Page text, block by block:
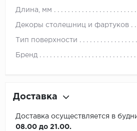
Длина, мм
Декоры столешниц и фартуков
Тип поверхности
Бренд
Доставка
Доставка осуществляется в
08.00 до 21.00.